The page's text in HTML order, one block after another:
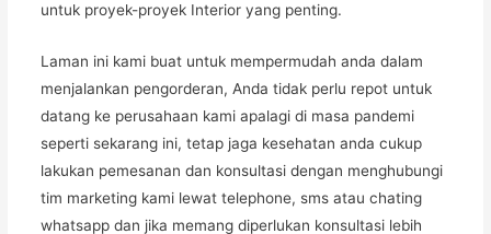
untuk proyek-proyek Interior yang penting.
Laman ini kami buat untuk mempermudah anda dalam
menjalankan pengorderan, Anda tidak perlu repot untuk
datang ke perusahaan kami apalagi di masa pandemi
seperti sekarang ini, tetap jaga kesehatan anda cukup
lakukan pemesanan dan konsultasi dengan menghubungi
tim marketing kami lewat telephone, sms atau chating
whatsapp dan jika memang diperlukan konsultasi lebih